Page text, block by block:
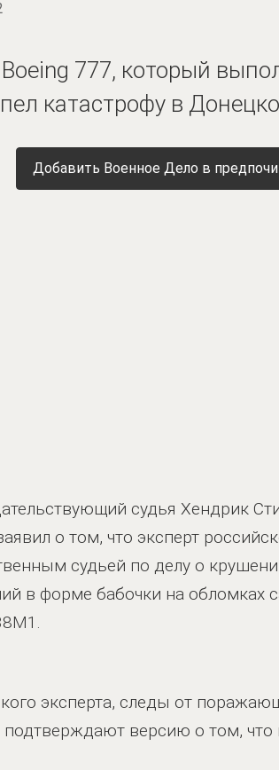
777, который
катастрофу в
Добавить Военное Дело в
судья Хендрик
о том, что эксперт
судьей по делу о
в форме бабочки на обломках
эксперта, следы от
версию о том, что